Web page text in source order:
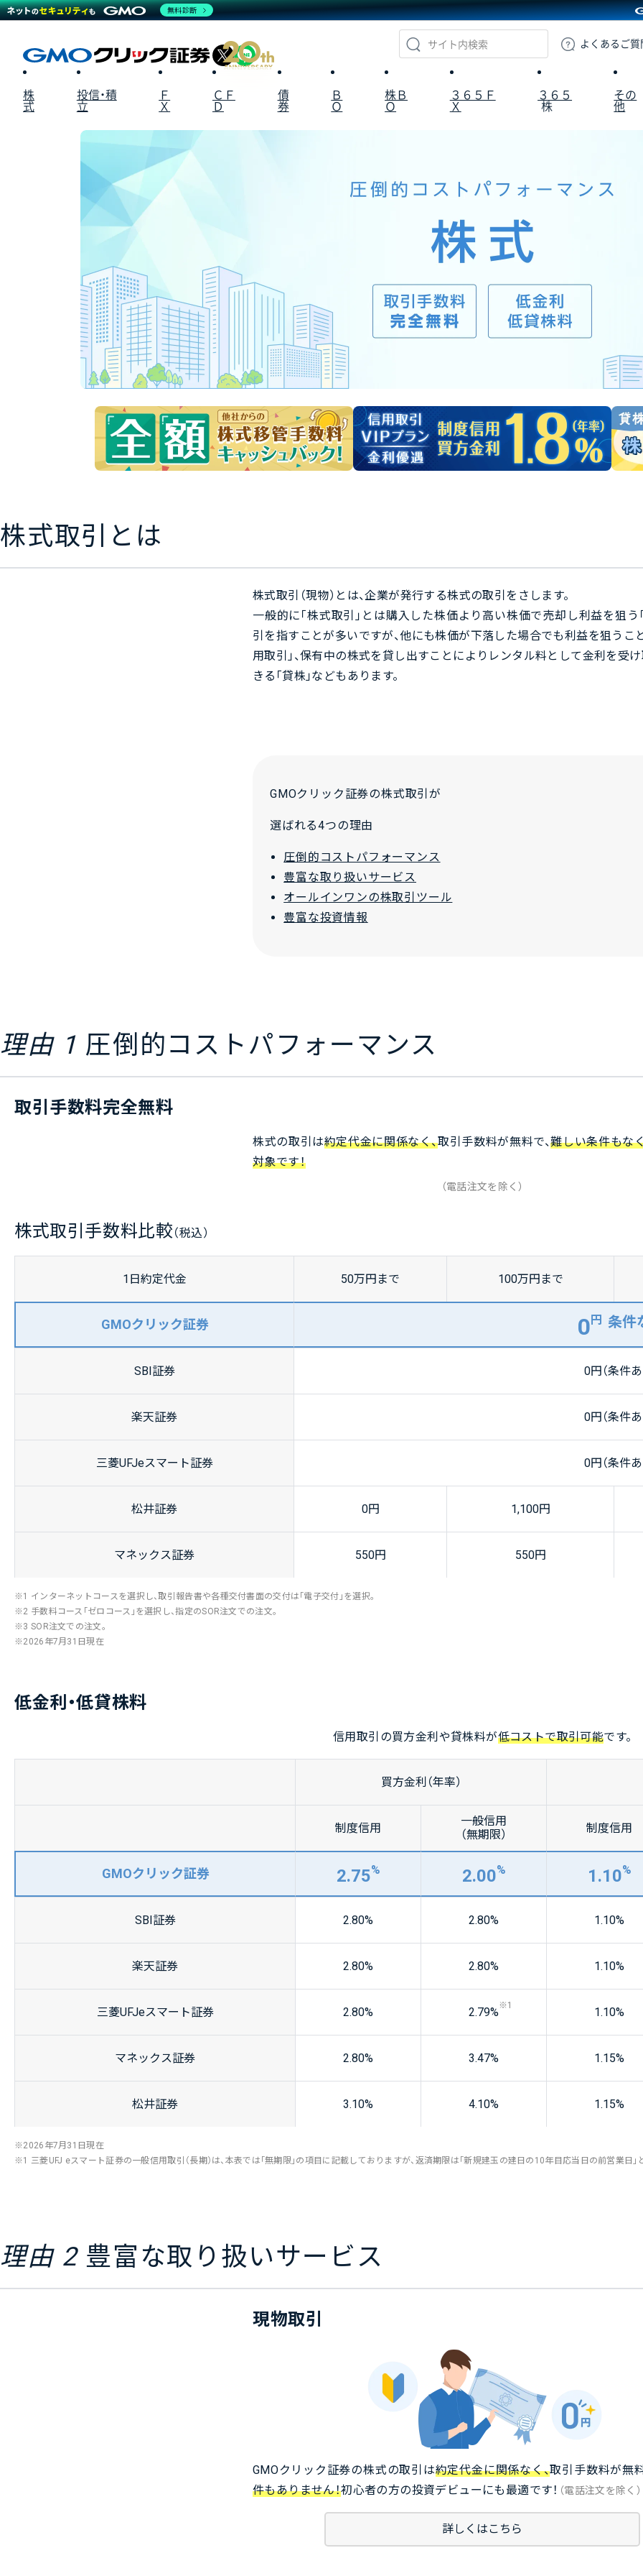
GMOクリック証券
よくある ご質
X
株
式
投信・積
立
Ｆ
Ｘ
ＣＦ
Ｄ
債
券
Ｂ
Ｏ
株Ｂ
Ｏ
３６５Ｆ
Ｘ
３６５
株
その
他
株式取引とは
株式取引（現物）とは、企業が発行する株式の取引をさします。
一般的に「株式取引」とは購入した株価より高い株価で売却し利益を狙う
引を指すことが多いですが、他にも株価が下落した場合でも利益を狙うこ
用取引」、保有中の株式を貸し出すことによりレンタル料として金利を受
きる「貸株」などもあります。
GMOクリック証券の株式取引が
選ばれる4つの理由
圧倒的コストパフォーマンス
豊富な取り扱いサービス
オールインワンの株取引ツール
豊富な投資情報
理由 1 圧倒的コストパフォーマンス
取引手数料完全無料
株式の取引は約定代金に関係なく、取引手数料が無料で、難しい条件もな
対象です！
（電話注文を除く）
株式取引手数料比較 （税込）
1 日約定代金 50万円 まで 100万円 まで
GMOクリック証券 0 円 条件
SBI証券 0円（条件あ
楽天証券 0円（条件あ
三菱UFJeスマート証券 0円（条件あ
松井証券 0円 1,100円
マネックス証券 550円 550円
※1 インターネットコースを選択し、取引報告書や各種交付書面の交付は「電子交付」を選択。
※2 手数料コース「ゼロコース」を選択し、指定のSOR注文での注文。
※3 SOR注文での注文。
2026年7月31日現在
低金利・低貸株料
信用取引の買方金利や貸株料が低コストで取引可能です。
買方金利（年率）
制度信用
一般信用
（無期限）
制度信用
GMOクリック証券 2.75% 2.00% 1.10%
SBI証券 2.80% 2.80% 1.10%
楽天証券 2.80% 2.80% 1.10%
三菱UFJeスマート証券 2.80% 2.79%※1 1.10%
マネックス証券 2.80% 3.47% 1.15%
松井証券 3.10% 4.10% 1.15%
2026年7月31日現在
※1 三菱UFJ eスマート証券の一般信用取引（長期）は、本表では「無期限」の項目に記載しておりますが、返済期限は「新規建玉の建日の10年目応当日の前営業日」
理由 2豊富な取り扱いサービス
現物取引
GMOクリック証券の株式の取引は約定代金に関係なく、取引手数料が無
件もありません！初心者の方の投資デビューにも最適です！ （電話注文を除く）
詳しくはこちら
無料診断